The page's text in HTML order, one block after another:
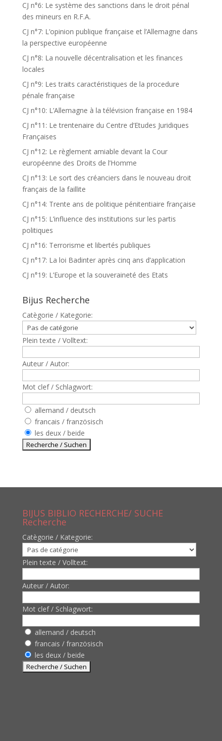
CJ n°6: Le système des sanctions dans le droit pénal
des mineurs en R.F.A.
CJ n°7: L’opinion publique française et l’Allemagne dans
la perspective européenne
CJ n°8: La nouvelle décentralisation et les finances
locales
CJ n°9: Les traits caractéristiques de la procedure
pénale française
CJ n°10: L’Allemagne à la télévision française en 1984
CJ n°11: Le trentenaire du Centre d’Etudes Juridiques
Françaises
CJ n°12: Le règlement amiable devant la Cour
européenne des Droits de l’Homme
CJ n°13: Le sort des créanciers dans le nouveau droit
français de la faillite
CJ n°14: Trente ans de politique pénitentiaire française
CJ n°15: L’influence des institutions sur les partis
politiques
CJ n°16: Terrorisme et libertés publiques
CJ n°17: La loi Badinter après cinq ans d’application
CJ n°19: L’Europe et la souveraineté des Etats
Bijus Recherche
Catègorie / Kategorie:
Plein texte / Volltext:
Auteur / Autor:
Mot clef / Schlagwort:
allemand / deutsch
francais / französisch
les deux / beide
BIJUS BIBLIO RECHERCHE/ SUCHE
Recherche
Catègorie / Kategorie:
Plein texte / Volltext:
Auteur / Autor:
Mot clef / Schlagwort:
allemand / deutsch
francais / französisch
les deux / beide